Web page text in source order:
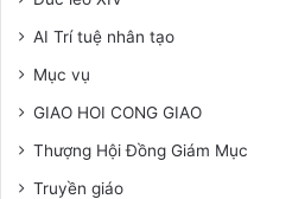
AI Trí tuệ nhân tạo
Mục vụ
GIAO HOI CONG GIAO
Thượng Hội Đồng Giám Mục
Truyền giáo